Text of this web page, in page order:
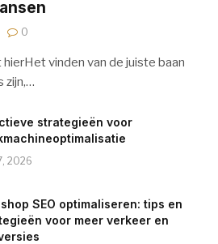
0
vinden van de juiste baan
zijn,…
strategieën voor
2026
SEO optimaliseren: tips en
voor meer verkeer en